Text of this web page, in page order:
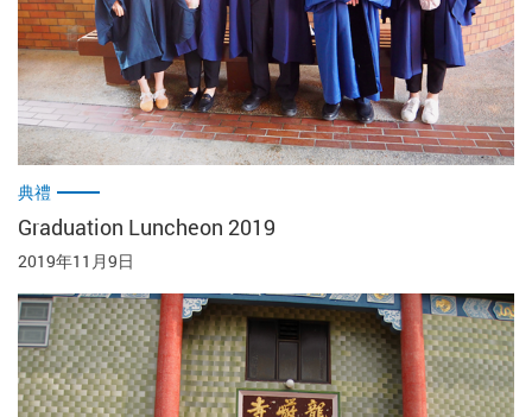
典禮
Graduation Luncheon 2019
2019年11月9日